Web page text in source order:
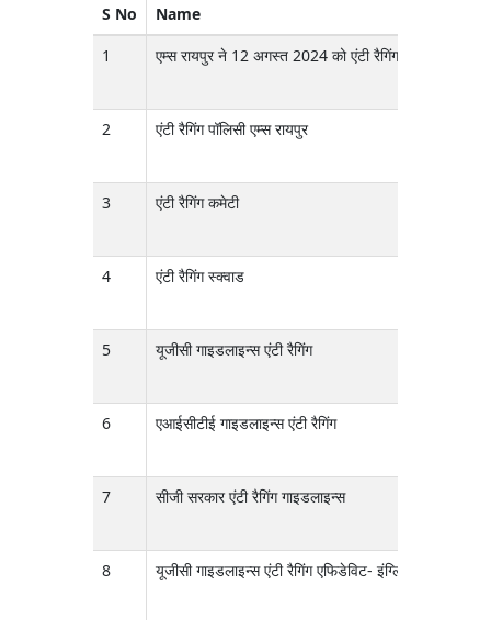
S No
Name
1
एम्स रायपुर ने 12 अगस्त 2024 को एंटी रैगिंग दिवस और 12
2 एंटी रैगिंग पॉलिसी एम्स रायपुर
3 एंटी रैगिंग कमेटी
4 एंटी रैगिंग स्क्वाड
5 यूजीसी गाइडलाइन्स एंटी रैगिंग
6 एआईसीटीई गाइडलाइन्स एंटी रैगिंग
7 सीजी सरकार एंटी रैगिंग गाइडलाइन्स
8 यूजीसी गाइडलाइन्स एंटी रैगिंग एफिडेविट- इंग्लिश